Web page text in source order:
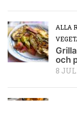
ALLA
och
8